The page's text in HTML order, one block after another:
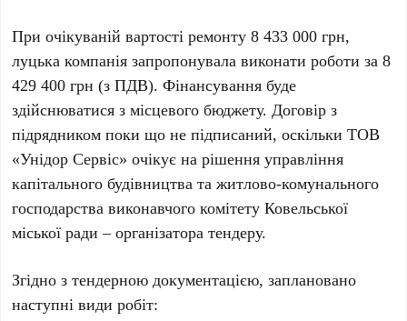
При очікуваній вартості ремонту 8 433 000 грн,
луцька компанія запропонувала виконати роботи за 8
429 400 грн (з ПДВ). Фінансування буде
здійснюватися з місцевого бюджету. Договір з
підрядником поки що не підписаний, оскільки ТОВ
«Унідор Сервіс» очікує на рішення управління
капітального будівництва та житлово-комунального
господарства виконавчого комітету Ковельської
міської ради – організатора тендеру.
Згідно з тендерною документацією, заплановано
наступні види робіт: